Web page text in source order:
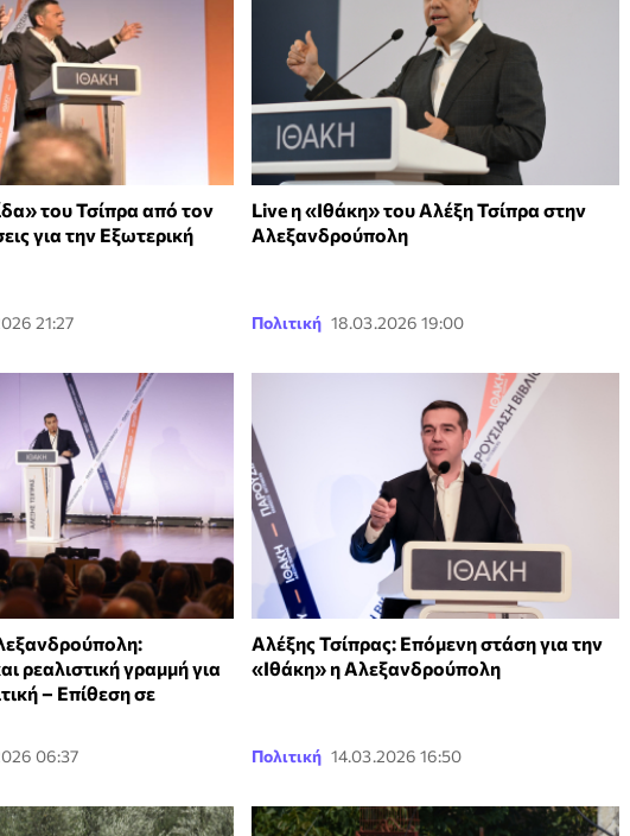
του Τσίπρα από τον
για την Εξωτερική
21:27
Live η «Ιθάκη» του Αλέξη Τσίπρα στην
Αλεξανδρούπολη
Πολιτική 18.03.2026 19:00
ρεαλιστική γραμμή για
– Επίθεση σε
06:37
Αλέξης Τσίπρας: Επόμενη στάση για την
«Ιθάκη» η Αλεξανδρούπολη
Πολιτική 14.03.2026 16:50